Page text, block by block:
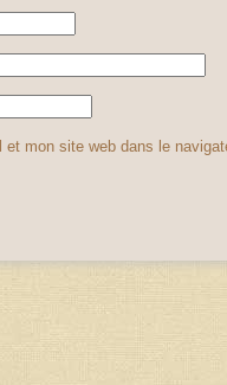
et mon site web dans le